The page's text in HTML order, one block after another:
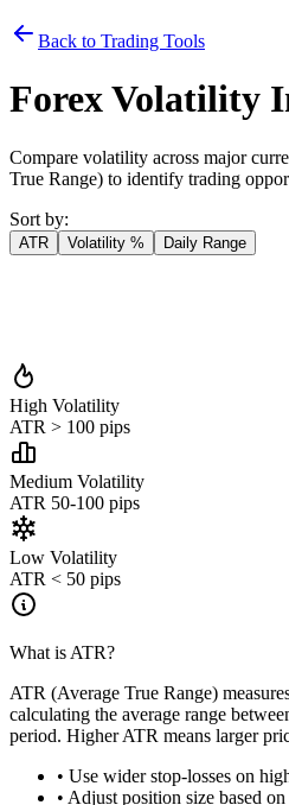
Back to Trading Tools
Forex Volatility
Compare volatility across major
True Range) to identify trading
Sort by:
ATR Volatility % Daily Range
High Volatility
ATR > 100 pips
Medium Volatility
ATR 50-100 pips
Low Volatility
ATR < 50 pips
What is ATR?
ATR (Average True Range)
calculating the average range
period. Higher ATR means larger
• Use wider stop-losses on
• Adjust position size based